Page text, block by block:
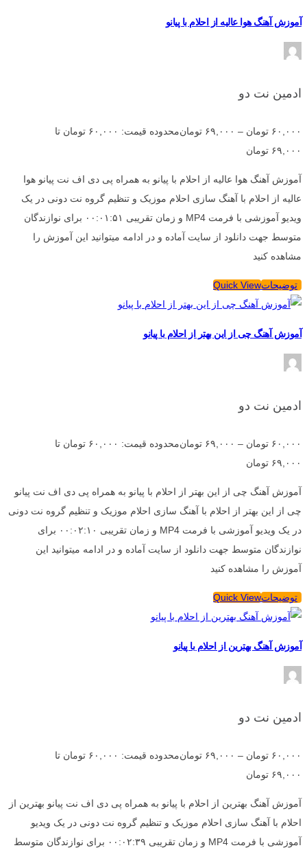
آموزش آهنگ هوا عالیه از احلام با پیانو
ادمین نت دو
۶۰,۰۰۰ تومان – ۶۹,۰۰۰ تومان
محدوده قیمت: ۶۰,۰۰۰ تومان تا
۶۹,۰۰۰ تومان
آموزش آهنگ هوا عالیه از احلام با پیانو به همراه پی دی اف نت پیانو هوا
عالیه از احلام با آهنگ سازی احلام موزیک و تنظیم گروه نت دونی در یک
ویدیو آموزشی با فرمت MP4 و زمان تقریبی ۰۰:۰۱:۵۱ برای نوازندگان
متوسط جهت دانلود از سایت آماده و در ادامه میتوانید این آموزش را
مشاهده کنید
توضیحاتQuick View
آموزش آهنگ چی از این بهتر از احلام با پیانو
ادمین نت دو
۶۰,۰۰۰ تومان – ۶۹,۰۰۰ تومان
محدوده قیمت: ۶۰,۰۰۰ تومان تا
۶۹,۰۰۰ تومان
آموزش آهنگ چی از این بهتر از احلام با پیانو به همراه پی دی اف نت پیانو
چی از این بهتر از احلام با آهنگ سازی احلام موزیک و تنظیم گروه نت دونی
در یک ویدیو آموزشی با فرمت MP4 و زمان تقریبی ۰۰:۰۲:۱۰ برای
نوازندگان متوسط جهت دانلود از سایت آماده و در ادامه میتوانید این
آموزش را مشاهده کنید
توضیحاتQuick View
آموزش آهنگ بهترین از احلام با پیانو
ادمین نت دو
۶۰,۰۰۰ تومان – ۶۹,۰۰۰ تومان
محدوده قیمت: ۶۰,۰۰۰ تومان تا
۶۹,۰۰۰ تومان
آموزش آهنگ بهترین از احلام با پیانو به همراه پی دی اف نت پیانو بهترین از
احلام با آهنگ سازی احلام موزیک و تنظیم گروه نت دونی در یک ویدیو
آموزشی با فرمت MP4 و زمان تقریبی ۰۰:۰۲:۳۹ برای نوازندگان متوسط